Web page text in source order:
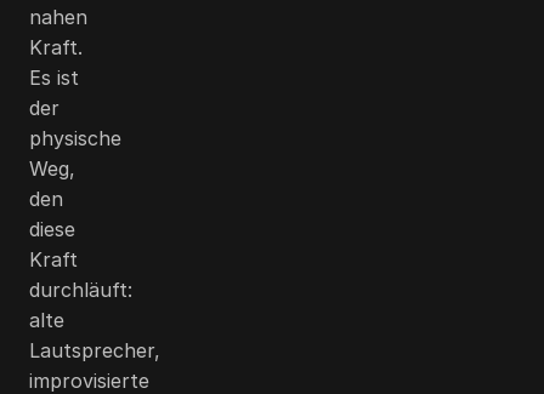
nahen
Kraft.
Es ist
der
physische
Weg,
den
diese
Kraft
durchläuft:
alte
Lautsprecher,
improvisierte